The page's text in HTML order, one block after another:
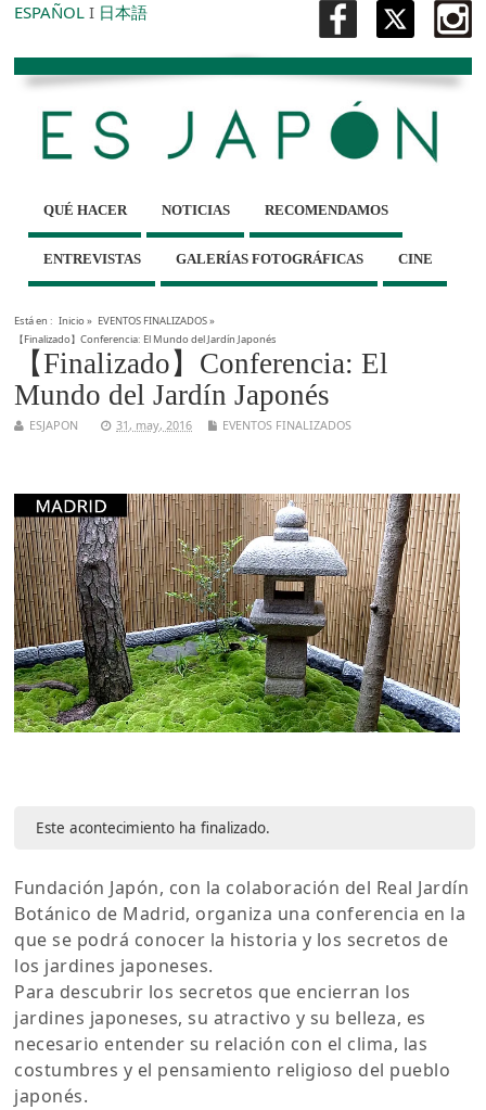
ESPAÑOL I 日本語
QUÉ HACER NOTICIAS RECOMENDAMOS
ENTREVISTAS GALERÍAS FOTOGRÁFICAS CINE
Está en : Inicio» EVENTOS FINALIZADOS»
【Finalizado】Conferencia: El Mundo del Jardín Japonés
【Finalizado】Conferencia: El
Mundo del Jardín Japonés
ESJAPON 31, may, 2016 EVENTOS FINALIZADOS
Este acontecimiento ha finalizado.
Fundación Japón, con la colaboración del Real Jardín
Botánico de Madrid, organiza una conferencia en la
que se podrá conocer la historia y los secretos de
los jardines japoneses.
Para descubrir los secretos que encierran los
jardines japoneses, su atractivo y su belleza, es
necesario entender su relación con el clima, las
costumbres y el pensamiento religioso del pueblo
japonés.